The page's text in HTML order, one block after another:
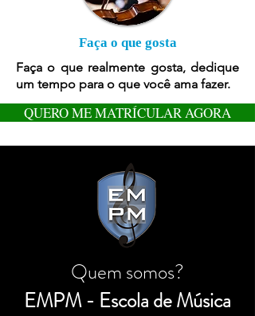
Faça o que gosta
Faça o que realmente gosta, dedique
um tempo para o que você ama fazer.
QUERO ME MATRÍCULAR AGORA
Quem somos?
EMPM - Escola de Música